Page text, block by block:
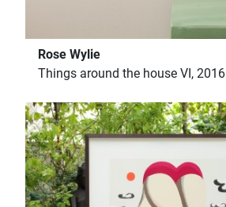
Rose Wylie
Things around the house VI, 2016